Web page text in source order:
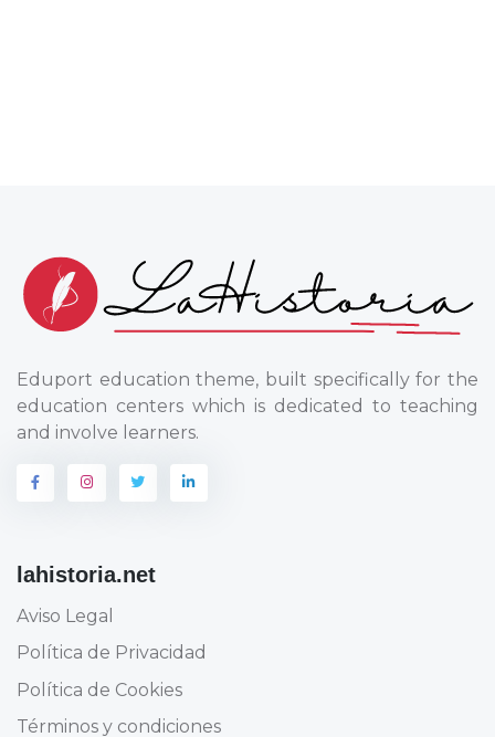
Eduport education theme, built specifically for the
education centers which is dedicated to teaching
and involve learners.
lahistoria.net
Aviso Legal
Política de Privacidad
Política de Cookies
Términos y condiciones